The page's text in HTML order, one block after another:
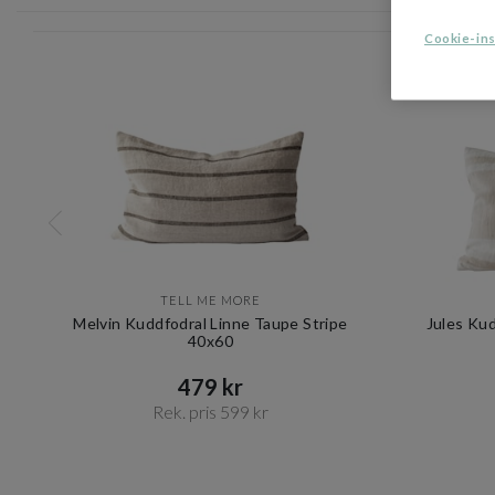
TELL ME MORE
Melvin Kuddfodral Linne Taupe Stripe
40x60
479 kr​​
Rek. pris 599 kr​​
Jules
Cookie-